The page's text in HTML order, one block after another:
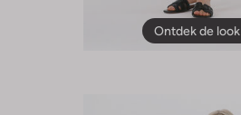
Ontdek de look